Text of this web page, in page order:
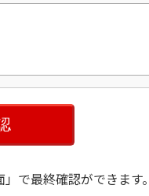
で最終確認ができます